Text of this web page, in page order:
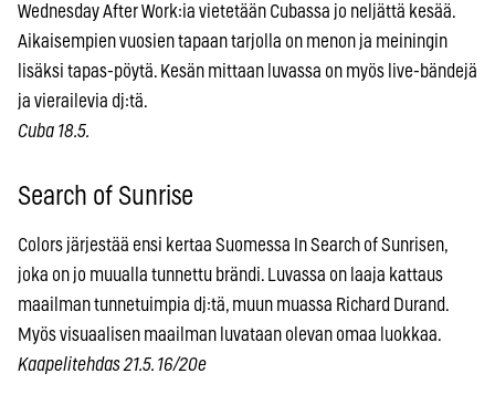
Wednesday After Work:ia vietetään Cubassa jo neljättä kesää.
Aikaisempien vuosien tapaan tarjolla on menon ja meiningin
lisäksi tapas-pöytä. Kesän mittaan luvassa on myös live-bändejä
ja vierailevia dj:tä.
Cuba 18.5.
Search of Sunrise
Colors järjestää ensi kertaa Suomessa In Search of Sunrisen,
joka on jo muualla tunnettu brändi. Luvassa on laaja kattaus
maailman tunnetuimpia dj:tä, muun muassa Richard Durand.
Myös visuaalisen maailman luvataan olevan omaa luokkaa.
Kaapelitehdas 21.5. 16/20e